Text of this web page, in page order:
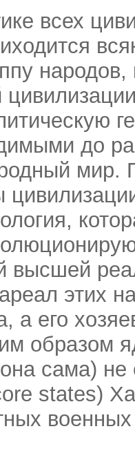
всех
до
высшей
этих
а его
образом
сама)
states)